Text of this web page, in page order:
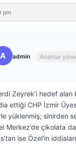
pm
A admin Anahtar
Zeyrek’i hedef alan
ettiği CHP İzmir
yüklenmiş; sinirden
Merkez’de çikolata
ise Özel’in